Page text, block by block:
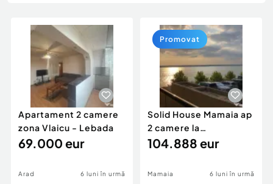
Animale de companie
Afaceri și echipamente profesionale
Inchiriere Bunuri si Vehicule
Piese auto si accesorii
Dacia Duster
Apartament 2 camere
zona Vlaicu - Lebada
69.000 eur
Arad 6 luni în urmă
Solid House Mamaia ap
2 camere la
cheie,langa Mega
104.888 eur
Mamaia 6 luni în urmă
Promovat